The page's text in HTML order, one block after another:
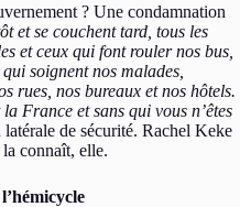
? Une condamnation
et se couchent tard, tous les
et ceux qui font rouler nos bus,
soignent nos malades,
rues, nos bureaux et nos hôtels.
France et sans qui vous n’êtes
de sécurité. Rachel Keke
connaît, elle.